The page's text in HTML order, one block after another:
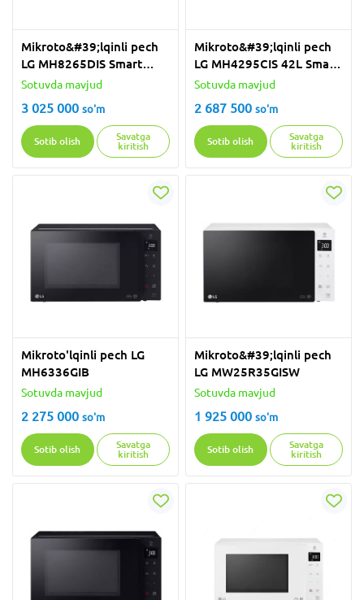
Mikroto&#39;lqinli pech
LG MH8265DIS Smart
Inverter
Sotuvda mavjud
3 025 000 so'm
Sotib olish
Savatga
kiritish
Mikroto&#39;lqinli pech
LG MH4295CIS 42L Smart
inverter
Sotuvda mavjud
2 687 500 so'm
Sotib olish
Savatga
kiritish
Mikroto'lqinli pech LG
MH6336GIB
Sotuvda mavjud
2 275 000 so'm
Sotib olish
Savatga
kiritish
Mikroto&#39;lqinli pech
LG MW25R35GISW
Sotuvda mavjud
1 925 000 so'm
Sotib olish
Savatga
kiritish